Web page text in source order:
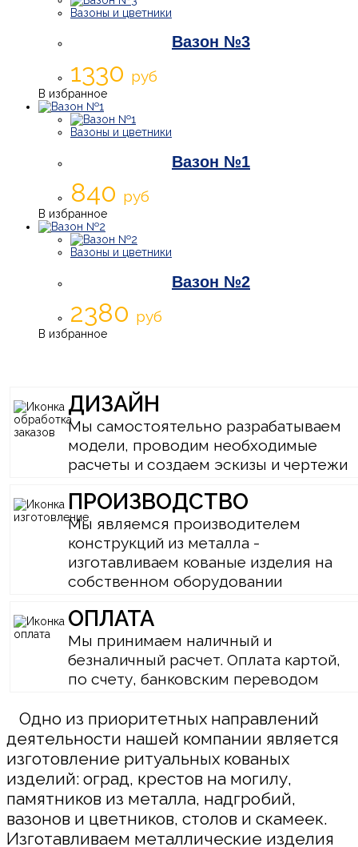
Вазоны и цветники
Вазон №3
1330 руб
В избранное
Вазоны и цветники
Вазон №1
840 руб
В избранное
Вазоны и цветники
Вазон №2
2380 руб
В избранное
ДИЗАЙН
Мы самостоятельно разрабатываем
модели, проводим необходимые
расчеты и создаем эскизы и чертежи
ПРОИЗВОДСТВО
Мы являемся производителем
конструкций из металла -
изготавливаем кованые изделия на
собственном оборудовании
ОПЛАТА
Мы принимаем наличный и
безналичный расчет. Оплата картой,
по счету, банковским переводом
Одно из приоритетных направлений
деятельности нашей компании является
изготовление ритуальных кованых
изделий: оград, крестов на могилу,
памятников из металла, надгробий,
вазонов и цветников, столов и скамеек.
Изготавливаем металлические изделия